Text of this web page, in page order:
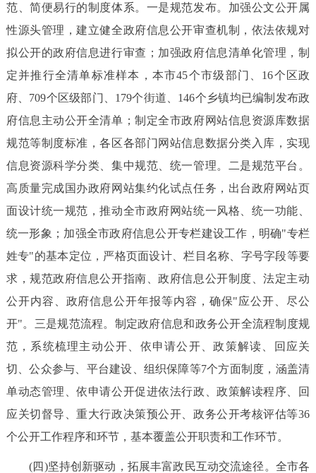
范、简便易行的制度体系。一是规范发布。加强公文公开属
性源头管理，建立健全政府信息公开审查机制，依法依规对
拟公开的政府信息进行审查；加强政府信息清单化管理，制
定并推行全清单标准样本，本市45个市级部门、16个区政
府、709个区级部门、179个街道、146个乡镇均已编制发布政
府信息主动公开全清单；制定全市政府网站信息资源库数据
规范等制度标准，各区各部门网站信息数据分类入库，实现
信息资源科学分类、集中规范、统一管理。二是规范平台。
高质量完成国办政府网站集约化试点任务，出台政府网站页
面设计统一规范，推动全市政府网站统一风格、统一功能、
统一形象；加强全市政府信息公开专栏建设工作，明确"专栏
姓专"的基本定位，严格页面设计、栏目名称、字号字段等要
求，规范政府信息公开指南、政府信息公开制度、法定主动
公开内容、政府信息公开年报等内容，确保"应公开、尽公
开"。三是规范流程。制定政府信息和政务公开全流程制度规
范，系统梳理主动公开、依申请公开、政策解读、回应关
切、公众参与、平台建设、组织保障等7个方面制度，涵盖清
单动态管理、依申请公开促进依法行政、政策解读程序、回
应关切督导、重大行政决策预公开、政务公开考核评估等36
个公开工作程序和环节，基本覆盖公开职责和工作环节。
(四)坚持创新驱动，拓展丰富政民互动交流途径。全市各